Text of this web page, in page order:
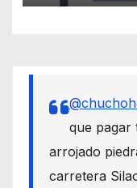
que pagar
arrojado
carretera